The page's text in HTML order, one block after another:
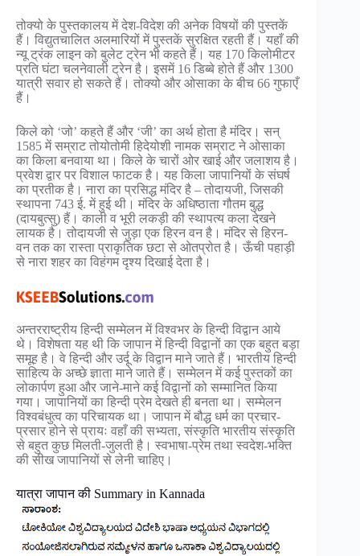
तोक्यो के पुस्तकालय में देश-विदेश की अनेक विषयों की पुस्तकें
हैं। विद्युतचालित अलमारियों में पुस्तकें सुरक्षित रहती हैं। यहाँ की
न्यू ट्रंक लाइन को बुलेट ट्रेन भी कहते हैं। यह 170 किलोमीटर
प्रति घंटा चलनेवाली ट्रेन है। इसमें 16 डिब्बे होते हैं और 1300
यात्री सवार हो सकते हैं। तोक्यो और ओसाका के बीच 66 गुफाएँ
हैं।
किले को ‘जो’ कहते हैं और ‘जी’ का अर्थ होता है मंदिर। सन्
1585 में सम्राट तोयोतोमी हिदेयोशी नामक सम्राट ने ओसाका
का किला बनवाया था। किले के चारों ओर खाई और जलाशय है।
प्रवेश द्वार पर विशाल फाटक है। यह किला जापानियों के संघर्ष
का प्रतीक है। नारा का प्रसिद्ध मंदिर है – तोदायजी, जिसकी
स्थापना 743 ई. में हुई थी। मंदिर के अधिष्ठाता गौतम बुद्ध
(दायबुत्सु) हैं। काली व भूरी लकड़ी की स्थापत्य कला देखने
लायक है। तोदायजी से जुड़ा एक हिरन वन है। मंदिर से हिरन-
वन तक का रास्ता प्राकृतिक छटा से ओतप्रोत है। ऊँची पहाड़ी
से नारा शहर का विहंगम दृश्य दिखाई देता है।
अन्तरराष्ट्रीय हिन्दी सम्मेलन में विश्वभर के हिन्दी विद्वान आये
थे। विशेषता यह थी कि जापान में हिन्दी विद्वानों का एक बहुत बड़ा
समूह है। वे हिन्दी और उर्दू के विद्वान माने जाते हैं। भारतीय हिन्दी
साहित्य के अच्छे ज्ञाता माने जाते हैं। सम्मेलन में कई पुस्तकों का
लोकार्पण हुआ और जाने-माने कई विद्वानों को सम्मानित किया
गया। जापानियों का हिन्दी प्रेम देखते ही बनता था। सम्मेलन
विश्वबंधुत्व का परिचायक था। जापान में बौद्ध धर्म का प्रचार-
प्रसार होने से प्रायः वहाँ की सभ्यता, संस्कृति भारतीय संस्कृति
से बहुत कुछ मिलती-जुलती है। स्वभाषा-प्रेम तथा स्वदेश-भक्ति
की सीख जापानियों से लेनी चाहिए।
यात्रा जापान की Summary in Kannada